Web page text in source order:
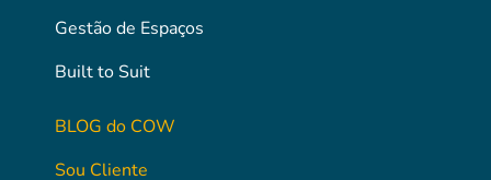
Gestão de Espaços
Built to Suit
BLOG do COW
Sou Cliente